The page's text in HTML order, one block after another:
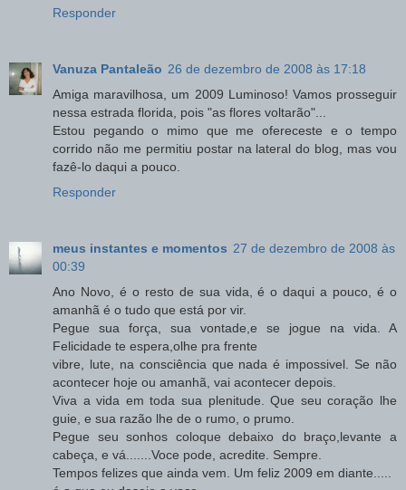
Responder
Vanuza Pantaleão 26 de dezembro de 2008 às 17:18
Amiga maravilhosa, um 2009 Luminoso! Vamos prosseguir
nessa estrada florida, pois "as flores voltarão"...
Estou pegando o mimo que me ofereceste e o tempo
corrido não me permitiu postar na lateral do blog, mas vou
fazê-lo daqui a pouco.
Responder
meus instantes e momentos 27 de dezembro de 2008 às
00:39
Ano Novo, é o resto de sua vida, é o daqui a pouco, é o
amanhã é o tudo que está por vir.
Pegue sua força, sua vontade,e se jogue na vida. A
Felicidade te espera,olhe pra frente
vibre, lute, na consciência que nada é impossivel. Se não
acontecer hoje ou amanhã, vai acontecer depois.
Viva a vida em toda sua plenitude. Que seu coração lhe
guie, e sua razão lhe de o rumo, o prumo.
Pegue seu sonhos coloque debaixo do braço,levante a
cabeça, e vá.......Voce pode, acredite. Sempre.
Tempos felizes que ainda vem. Um feliz 2009 em diante.....